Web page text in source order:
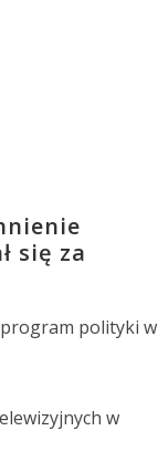
się za
program polityki w
w